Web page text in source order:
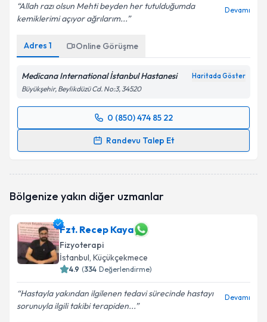
Allah razı olsun Mehti beyden her tutulduğumda
kemiklerimi açıyor ağrılarım...
Devamı
Adres 1 Online Görüşme
Medicana International İstanbul Hastanesi Haritada Göster
Büyükşehir, Beylikdüzü Cd. No:3, 34520
0 (850) 474 85 22
Randevu Talep Et
Randevu Takvimi Talebi
oluşturun. Size bu uzmandan randevu almanız için bir
Kişisel verilerimin işlenmesine ilişkin
Metni'ni okudum ve kişisel verilerimin belirtilen
kapsamda işlenmesini kabul ediyorum.
Bölgenize yakın diğer uzmanlar
Fzt. Recep Kaya
Fizyoterapi
İstanbul, Küçükçekmece
4.9 (334 Değerlendirme)
Hastayla yakından ilgilenen tedavi sürecinde hastayı
sorunuyla ilgili takibi terapiden...
Devamı